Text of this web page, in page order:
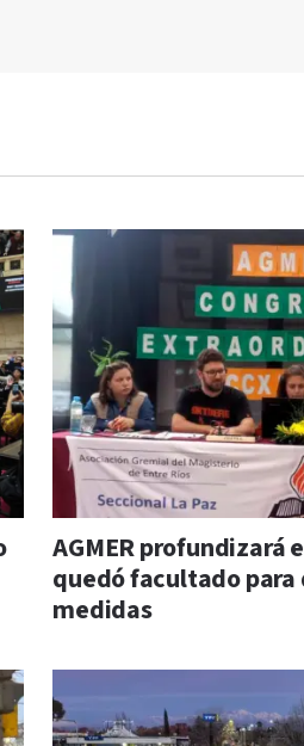
AGMER profundizará
quedó facultado
medidas